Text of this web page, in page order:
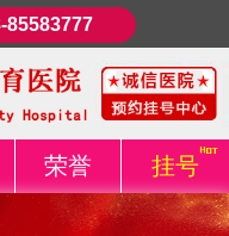
85583777
荣誉 挂号